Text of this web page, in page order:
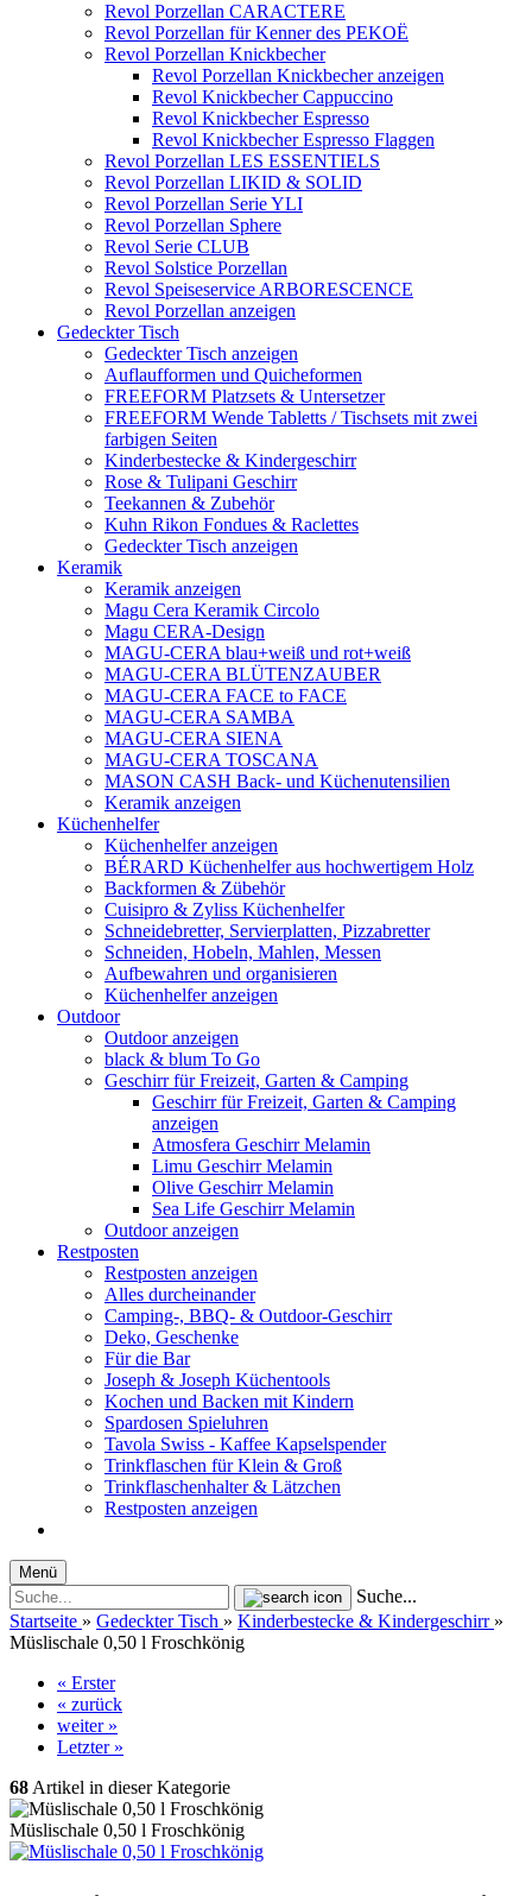
Revol Porzellan CARACTERE
Revol Porzellan für Kenner des PEKOË
Revol Porzellan Knickbecher
Revol Porzellan Knickbecher anzeigen
Revol Knickbecher Cappuccino
Revol Knickbecher Espresso
Revol Knickbecher Espresso Flaggen
Revol Porzellan LES ESSENTIELS
Revol Porzellan LIKID & SOLID
Revol Porzellan Serie YLI
Revol Porzellan Sphere
Revol Serie CLUB
Revol Solstice Porzellan
Revol Speiseservice ARBORESCENCE
Revol Porzellan anzeigen
Gedeckter Tisch
Gedeckter Tisch anzeigen
Auflaufformen und Quicheformen
FREEFORM Platzsets & Untersetzer
FREEFORM Wende Tabletts / Tischsets mit zwei
farbigen Seiten
Kinderbestecke & Kindergeschirr
Rose & Tulipani Geschirr
Teekannen & Zubehör
Kuhn Rikon Fondues & Raclettes
Gedeckter Tisch anzeigen
Keramik
Keramik anzeigen
Magu Cera Keramik Circolo
Magu CERA-Design
MAGU-CERA blau+weiß und rot+weiß
MAGU-CERA BLÜTENZAUBER
MAGU-CERA FACE to FACE
MAGU-CERA SAMBA
MAGU-CERA SIENA
MAGU-CERA TOSCANA
MASON CASH Back- und Küchenutensilien
Keramik anzeigen
Küchenhelfer
Küchenhelfer anzeigen
BÉRARD Küchenhelfer aus hochwertigem Holz
Backformen & Zübehör
Cuisipro & Zyliss Küchenhelfer
Schneidebretter, Servierplatten, Pizzabretter
Schneiden, Hobeln, Mahlen, Messen
Aufbewahren und organisieren
Küchenhelfer anzeigen
Outdoor
Outdoor anzeigen
black & blum To Go
Geschirr für Freizeit, Garten & Camping
Geschirr für Freizeit, Garten & Camping
anzeigen
Atmosfera Geschirr Melamin
Limu Geschirr Melamin
Olive Geschirr Melamin
Sea Life Geschirr Melamin
Outdoor anzeigen
Restposten
Restposten anzeigen
Alles durcheinander
Camping-, BBQ- & Outdoor-Geschirr
Deko, Geschenke
Für die Bar
Joseph & Joseph Küchentools
Kochen und Backen mit Kindern
Spardosen Spieluhren
Tavola Swiss - Kaffee Kapselspender
Trinkflaschen für Klein & Groß
Trinkflaschenhalter & Lätzchen
Restposten anzeigen
Menü
Suche...
Startseite » Gedeckter Tisch » Kinderbestecke & Kindergeschirr »
Müslischale 0,50 l Froschkönig
« Erster
« zurück
weiter »
Letzter »
68 Artikel in dieser Kategorie
Müslischale 0,50 l Froschkönig